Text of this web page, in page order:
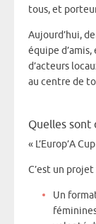
tous, et
Aujourd’hui,
équipe
d’acteurs
au centre de
Quelles sont
« L’Europ’A
C’est un
Un